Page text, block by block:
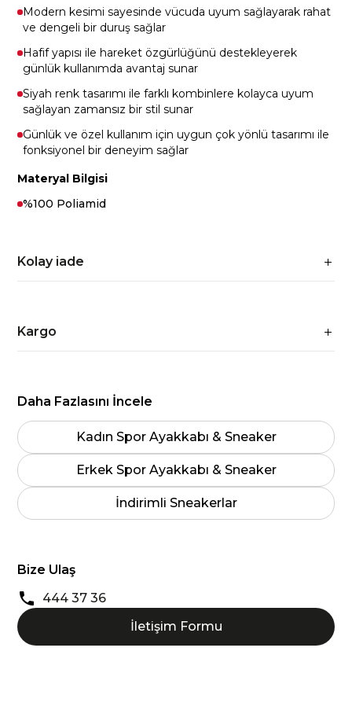
Modern kesimi sayesinde vücuda uyum sağlayarak rahat
ve dengeli bir duruş sağlar
Hafif yapısı ile hareket özgürlüğünü destekleyerek
günlük kullanımda avantaj sunar
Siyah renk tasarımı ile farklı kombinlere kolayca uyum
sağlayan zamansız bir stil sunar
Günlük ve özel kullanım için uygun çok yönlü tasarımı ile
fonksiyonel bir deneyim sağlar
Materyal Bilgisi
%100 Poliamid
Kolay iade
Kargo
Daha Fazlasını İncele
Kadın Spor Ayakkabı & Sneaker
Erkek Spor Ayakkabı & Sneaker
İndirimli Sneakerlar
Bize Ulaş
444 37 36
İletişim Formu